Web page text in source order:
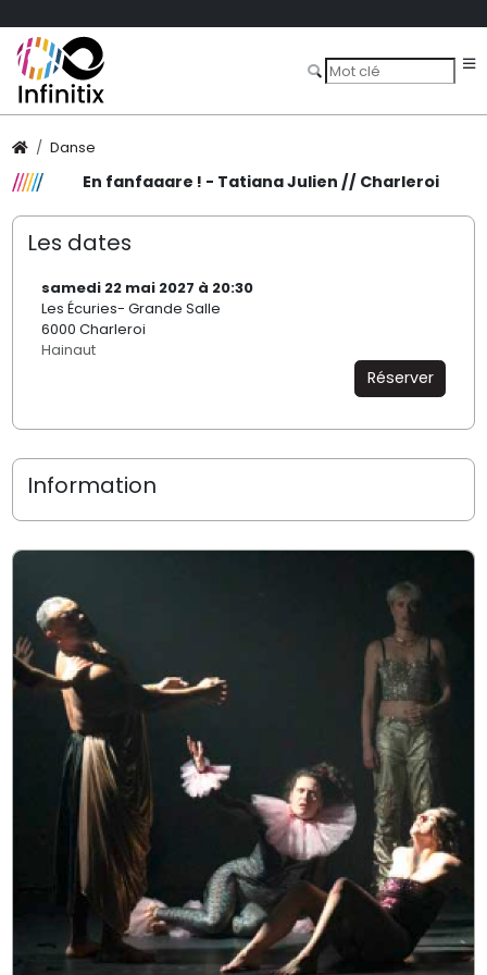
Danse
En fanfaaare ! - Tatiana Julien // Charleroi
Les dates
samedi 22 mai 2027 à 20:30
Les Écuries- Grande Salle
6000 Charleroi
Hainaut
Réserver
Information